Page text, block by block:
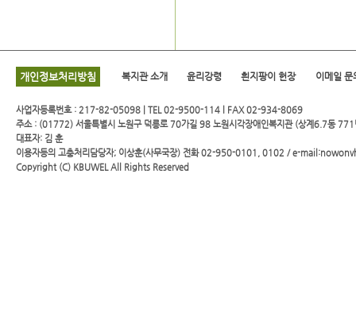
개인정보처리방침 복지관 소개 윤리강령 흰지팡이 헌장 이메일 문
사업자등록번호 : 217-82-05098 | TEL 02-9500-114 l FAX 02-934-8069
주소 : (01772) 서울특별시 노원구 덕릉로 70가길 98 노원시각장애인복지관 (상계6.7동 771
대표자: 김 훈
이용자등의 고충처리담당자; 이상훈(사무국장) 전화 02-950-0101, 0102 / e-
Copyright (C) KBUWELAll Rights Reserved